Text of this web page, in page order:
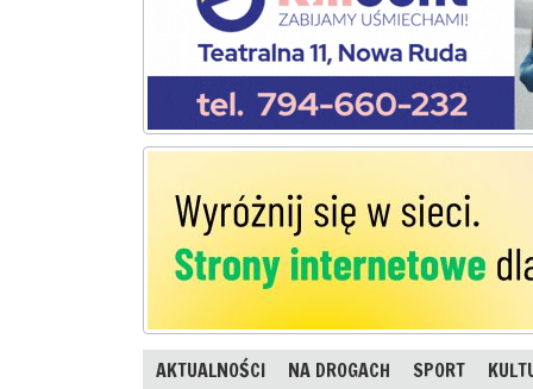
AKTUALNOŚCI NA DROGACH SPORT